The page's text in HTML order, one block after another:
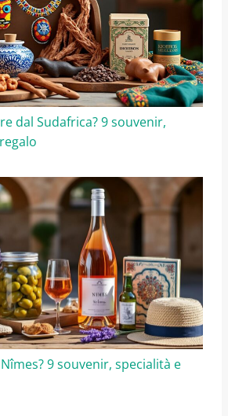
dal Sudafrica? 9 souvenir,
9 souvenir, specialità e